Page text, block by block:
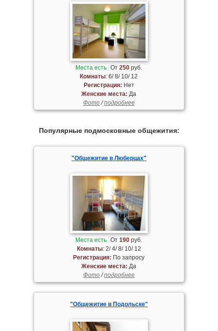
Места есть От250 руб.
Комнаты: 6/ 8/ 10/ 12
Регистрация: Нет
Женские места: Да
Фото/подробнее
Популярные подмосковные общежития:
"Общежитие в Люберцах"
Места есть От190 руб.
Комнаты: 2/ 4/ 8/ 10/ 12
Регистрация: По запросу
Женские места: Да
Фото/подробнее
"Общежитие в Подольске"